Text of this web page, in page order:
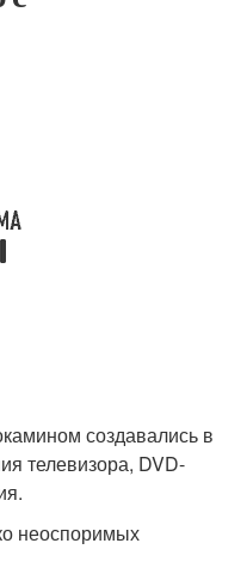
создавались в
телевизора, DVD-
неоспоримых